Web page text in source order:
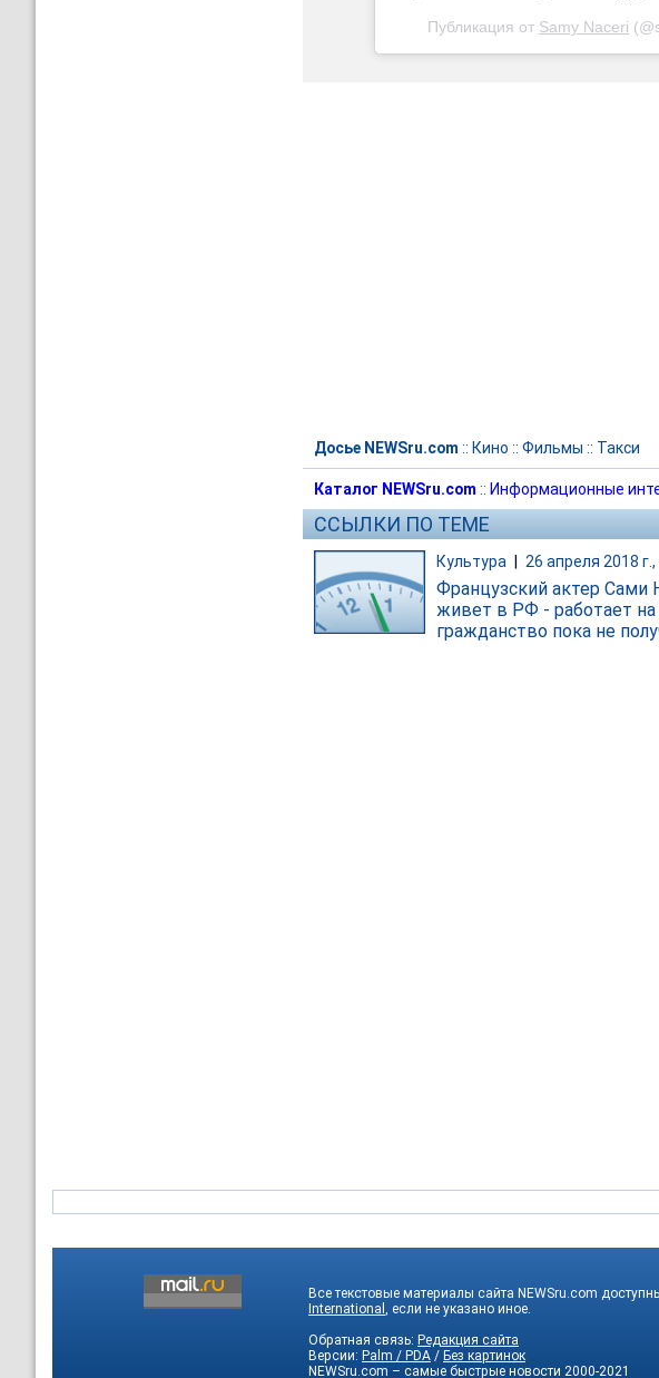
Публикация от Samy Naceri
Досье NEWSru.com :: Кино :: Фильмы :: Такси
Каталог NEWSru.com :: Информационные
ССЫЛКИ ПО ТЕМЕ
Культура 26 апреля 2018 г.,
Французский актер Сами
живет в РФ - работает на
гражданство пока не
Все текстовые материалы сайта NEWSru.com
International , если не указано иное.
Обратная связь: Редакция сайта
Версии: Palm / PDA / Без картинок
NEWSru.com – самые быстрые новости 2000-2021